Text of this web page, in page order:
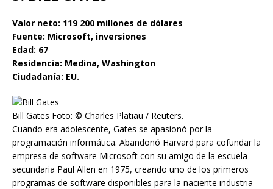
Valor neto: 119 200 millones de dólares
Fuente: Microsoft, inversiones
Edad: 67
Residencia: Medina, Washington
Ciudadanía: EU.
Bill Gates Foto: © Charles Platiau / Reuters.
Cuando era adolescente, Gates se apasionó por la
programación informática. Abandonó Harvard para cofundar la
empresa de software Microsoft con su amigo de la escuela
secundaria Paul Allen en 1975, creando uno de los primeros
programas de software disponibles para la naciente industria